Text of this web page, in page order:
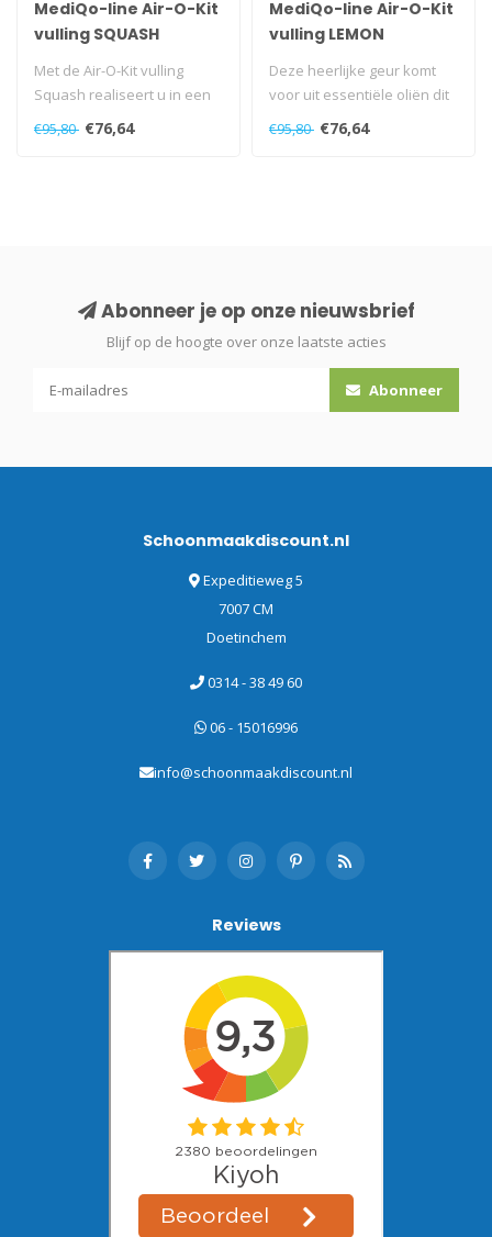
MediQo-line Air-O-Kit
vulling SQUASH
Met de Air-O-Kit vulling
Squash realiseert u in een
handomdraai een frisse en
€95,80 €76,64
MediQo-line Air-O-Kit
vulling LEMON
Deze heerlijke geur komt
voor uit essentiële oliën dit
prettig zijn voor de me..
€95,80 €76,64
Abonneer je op onze nieuwsbrief
Blijf op de hoogte over onze laatste acties
Abonneer
Schoonmaakdiscount.nl
Expeditieweg 5
7007 CM
Doetinchem
0314 - 38 49 60
06 - 15016996
info@schoonmaakdiscount.nl
Reviews